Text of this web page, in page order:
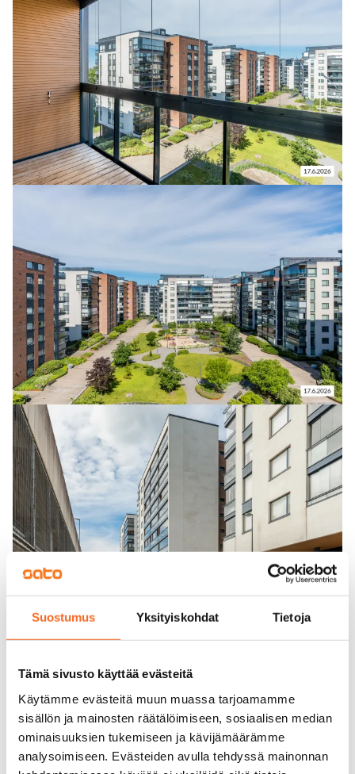
Suostumus Yksityiskohdat Tietoja
Tämä sivusto käyttää evästeitä
Käytämme evästeitä muun muassa tarjoamamme
sisällön ja mainosten räätälöimiseen, sosiaalisen median
ominaisuuksien tukemiseen ja kävijämäärämme
analysoimiseen. Evästeiden avulla tehdyssä mainonnan